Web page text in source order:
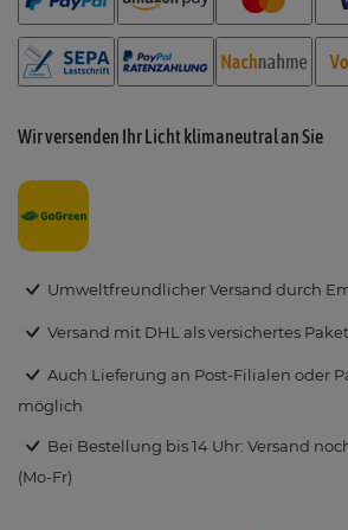
Wir versenden Ihr Licht klimaneutral an Sie
Umweltfreundlicher Versand durch
Versand mit DHL als versichertes Paket
Auch Lieferung an Post-Filialen oder
möglich
Bei Bestellung bis 14 Uhr: Versand
(Mo-Fr)